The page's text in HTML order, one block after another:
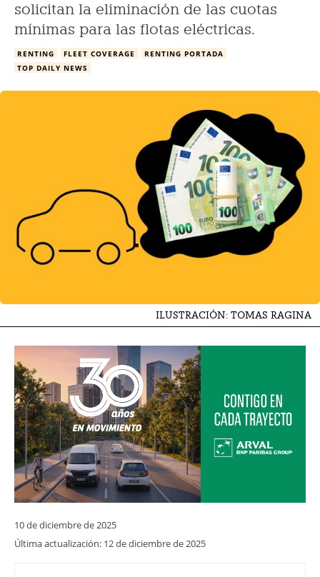
solicitan la eliminación de las cuotas
mínimas para las flotas eléctricas.
RENTING FLEET COVERAGE
RENTING PORTADA
TOP DAILY NEWS
ILUSTRACIÓN: TOMAS RAGINA
10 de diciembre de 2025
Última actualización: 12 de diciembre de 2025